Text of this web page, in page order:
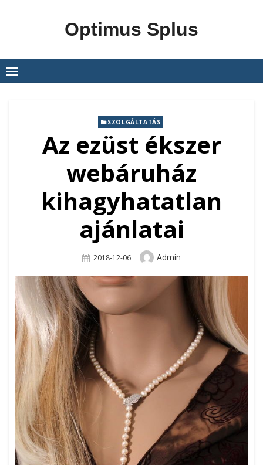
Optimus Splus
SZOLGÁLTATÁS
Az ezüst ékszer
webáruház
kihagyhatatlan
ajánlatai
Posted
2018-12-06 Author
Admin